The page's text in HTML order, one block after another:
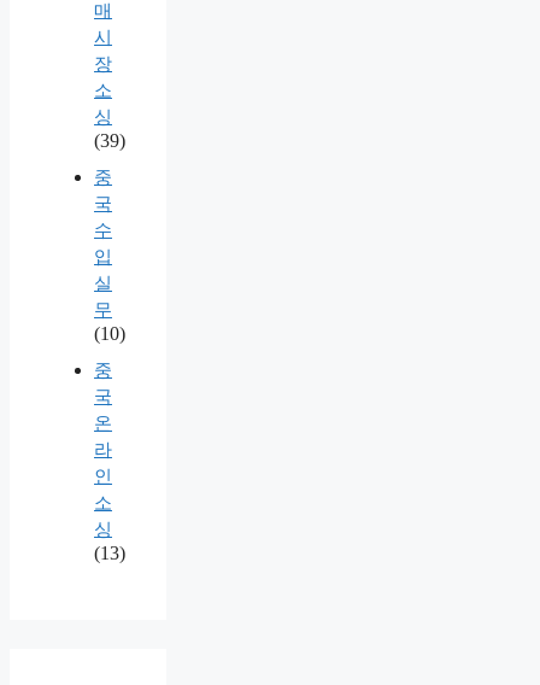
매
시
장
소
싱
(39)
중
국
수
입
실
무
(10)
중
국
온
라
인
소
싱
(13)